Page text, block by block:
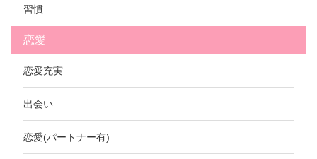
習慣
恋愛
恋愛充実
出会い
恋愛(パートナー有)